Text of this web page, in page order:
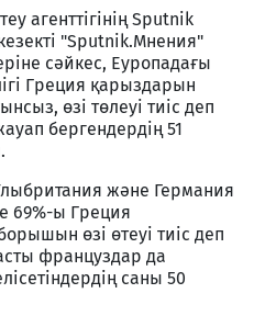
агенттігінің Sputnik
"Sputnik.Мнения"
сәйкес, Еуропадағы
Греция қарыздарын
өзі төлеуі тиіс деп
бергендердің 51
және Германия
69%-ы Греция
өзі өтеуі тиіс деп
француздар да
саны 50